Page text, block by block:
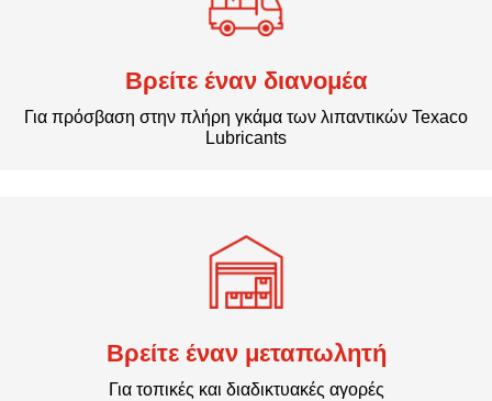
Βρείτε έναν διανομέα
Για πρόσβαση στην πλήρη γκάμα των λιπαντικών Texaco
Lubricants
Βρείτε έναν μεταπωλητή
Για τοπικές και διαδικτυακές αγορές